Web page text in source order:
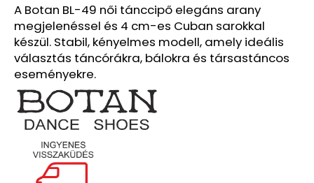
A Botan BL-49 női tánccipő elegáns arany
megjelenéssel és 4 cm-es Cuban sarokkal
készül. Stabil, kényelmes modell, amely ideális
választás táncórákra, bálokra és társastáncos
eseményekre.